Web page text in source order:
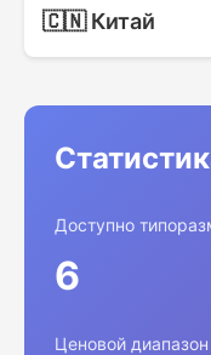
🇨🇳 Китай
Доступно
6
Ценовой диапазон